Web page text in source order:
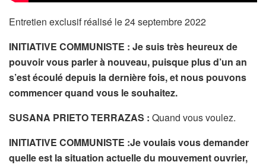
Entretien exclusif réalisé le 24 septembre 2022
INITIATIVE COMMUNISTE : Je suis très heureux de
pouvoir vous parler à nouveau, puisque plus d’un an
s’est écoulé depuis la dernière fois, et nous pouvons
commencer quand vous le souhaitez.
SUSANA PRIETO TERRAZAS : Quand vous voulez.
INITIATIVE COMMUNISTE :Je voulais vous demander
quelle est la situation actuelle du mouvement ouvrier,